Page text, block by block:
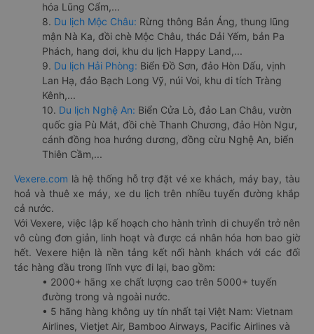
hóa Lũng Cẩm,...
8. Du lịch Mộc Châu: Rừng thông Bản Áng, thung lũng
mận Nà Ka, đồi chè Mộc Châu, thác Dải Yếm, bản Pa
Phách, hang dơi, khu du lịch Happy Land,...
9. Du lịch Hải Phòng: Biển Đồ Sơn, đảo Hòn Dấu, vịnh
Lan Hạ, đảo Bạch Long Vỹ, núi Voi, khu di tích Tràng
Kênh,...
10. Du lịch Nghệ An: Biển Cửa Lò, đảo Lan Châu, vườn
quốc gia Pù Mát, đồi chè Thanh Chương, đảo Hòn Ngư,
cánh đồng hoa hướng dương, đồng cừu Nghệ An, biển
Thiên Cầm,...
Vexere.com là hệ thống hỗ trợ đặt vé xe khách, máy bay, tàu
hoả và thuê xe máy, xe du lịch trên nhiều tuyến đường khắp
cả nước.
Với Vexere, việc lập kế hoạch cho hành trình di chuyển trở nên
vô cùng đơn giản, linh hoạt và được cá nhân hóa hơn bao giờ
hết. Vexere hiện là nền tảng kết nối hành khách với các đối
tác hàng đầu trong lĩnh vực đi lại, bao gồm:
• 2000+ hãng xe chất lượng cao trên 5000+ tuyến
đường trong và ngoài nước.
• 5 hãng hàng không uy tín nhất tại Việt Nam: Vietnam
Airlines, Vietjet Air, Bamboo Airways, Pacific Airlines và